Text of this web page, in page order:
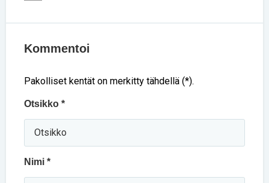
Kommentoi
Pakolliset kentät on merkitty tähdellä (*).
Otsikko *
Nimi *